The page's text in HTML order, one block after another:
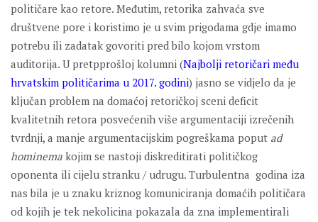
političare kao retore. Međutim, retorika zahvaća sve
društvene pore i koristimo je u svim prigodama gdje imamo
potrebu ili zadatak govoriti pred bilo kojom vrstom
auditorija. U pretpprošloj kolumni (Najbolji retoričari među
hrvatskim političarima u 2017. godini) jasno se vidjelo da je
ključan problem na domaćoj retoričkoj sceni deficit
kvalitetnih retora posvećenih više argumentaciji izrečenih
tvrdnji, a manje argumentacijskim pogreškama poput ad
hominema kojim se nastoji diskreditirati političkog
oponenta ili cijelu stranku / udrugu. Turbulentna godina iza
nas bila je u znaku kriznog komuniciranja domaćih političara
od kojih je tek nekolicina pokazala da zna implementirali